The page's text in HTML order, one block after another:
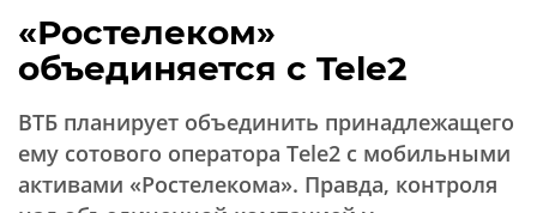
«Ростелеком»
объединяется с Tele2
ВТБ планирует объединить принадлежащего
ему сотового оператора Tele2 с мобильными
активами «Ростелекома». Правда, контроля